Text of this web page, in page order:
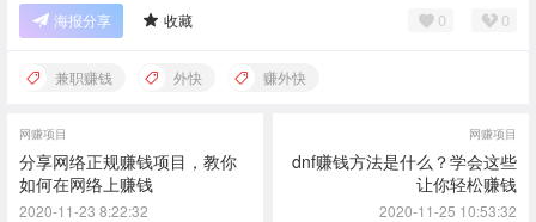
海报分享 收藏 0 0
兼职赚钱 外快 赚外快
网赚项目
分享网络正规赚钱项目，教你
如何在网络上赚钱
2020-11-23 8:22:32
网赚项目
dnf赚钱方法是什么？学会这些
让你轻松赚钱
2020-11-25 10:53:32